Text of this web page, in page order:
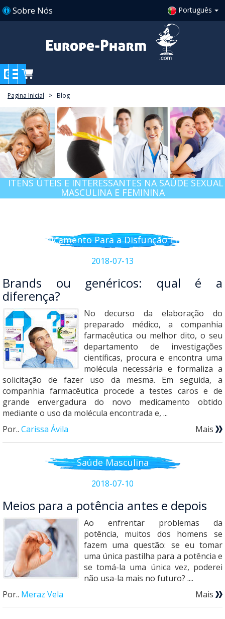
Sobre Nós Português
Pagina Inicial > blog
ITENS ÚTEIS E INTERESSANTES NA SAÚDE SEXUAL
MASCULINA E FEMININA
Medicamento Para a Disfunção Erétil
2018-07-13
Brands ou genéricos: qual é a
diferença?
No decurso da elaboração do
preparado médico, a companhia
farmacêutica ou melhor dito, o seu
departamento de investigações
científicas, procura e encontra uma
molécula necessária e formaliza a
solicitação de fazer uso da mesma. Em seguida, a
companhia farmacêutica procede a testes caros e de
grande envergadura do novo medicamento obtido
mediante o uso da molécula encontrada e, ...
Por.. Carissa Ávila Mais
Saúde Masculina
2018-07-10
Meios para a potência antes e depois
Ao enfrentar problemas da
potência, muitos dos homens se
fazem uma questão: se eu tomar
uma única pastilha para a potência e
se tomá-la uma única vez, poderei
não usa-la mais no futuro? ....
Por.. Meraz Vela Mais